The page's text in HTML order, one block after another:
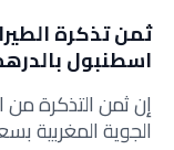
ثمن تذكرة
اسطنبول
إن ثمن التذكرة من
الجوية المغربية بسعر من 1900 إلى